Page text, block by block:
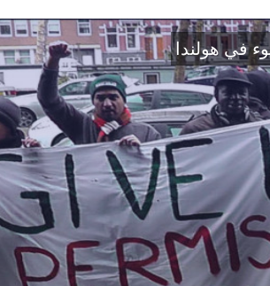
الدولة السورية لتعزيز الوحدة